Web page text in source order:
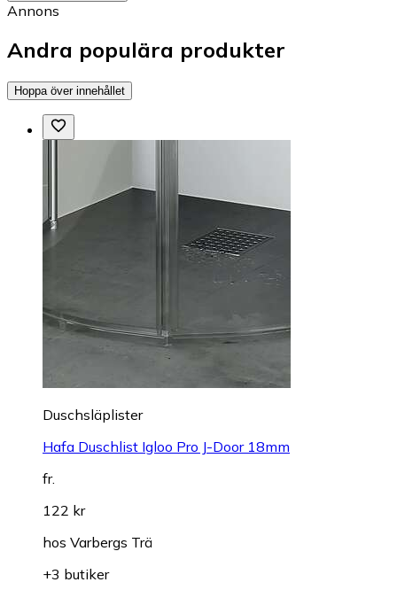
Annons
Andra populära produkter
Hoppa över innehållet
Duschsläplister
Hafa Duschlist Igloo Pro J-Door 18mm
fr.
122 kr
hos Varbergs Trä
+3 butiker